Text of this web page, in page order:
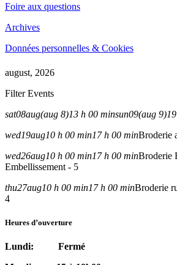
Foire aux questions
Archives
Données personnelles & Cookies
august, 2026
Filter Events
sat08aug(aug 8)13 h 00 minsun09(aug 9)
wed19aug10 h 00 min17 h 00 minBroderie
wed26aug10 h 00 min17 h 00 minBroderie
Embellissement - 5
thu27aug10 h 00 min17 h 00 minBroderie
4
Heures d’ouverture
Lundi: Fermé